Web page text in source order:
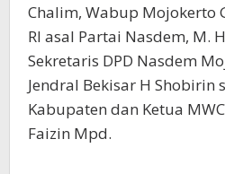
Chalim, Wabup Mojokerto
RI asal Partai Nasdem, M.
Sekretaris DPD Nasdem
Jendral Bekisar H Shobirin
Kabupaten dan Ketua
Faizin Mpd.